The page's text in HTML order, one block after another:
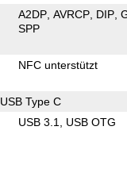
A2DP AVRCP DIP
SPP
NFC unterstützt
USB Type C
USB 3.1 USB OTG